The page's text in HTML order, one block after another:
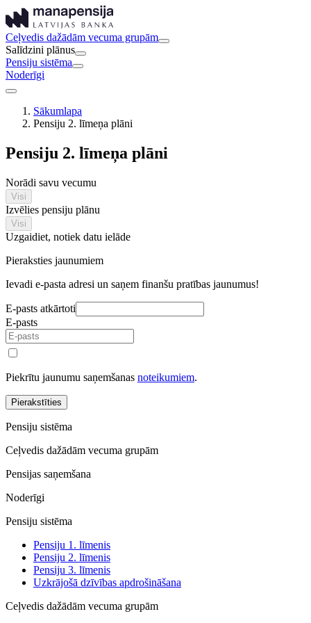
Ceļvedis dažādām vecuma grupām
Salīdzini plānus
Pensiju sistēma
Noderīgi
Sākumlapa
Pensiju 2. līmeņa plāni
Pensiju 2. līmeņa plāni
Norādi savu vecumu
Visi
Izvēlies pensiju plānu
Visi
Uzgaidiet, notiek datu ielāde
Pieraksties jaunumiem
Ievadi e-pasta adresi un saņem finanšu pratības jaunumus!
E-pasts atkārtoti
E-pasts
Piekrītu jaunumu saņemšanas noteikumiem.
Pierakstīties
Pensiju sistēma
Ceļvedis dažādām vecuma grupām
Pensijas saņemšana
Noderīgi
Pensiju sistēma
Pensiju 1. līmenis
Pensiju 2. līmenis
Pensiju 3. līmenis
Uzkrājošā dzīvības apdrošināšana
Ceļvedis dažādām vecuma grupām